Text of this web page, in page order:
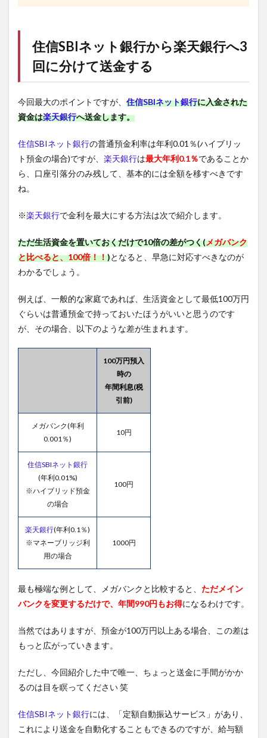
住信SBIネット銀行から楽天銀行へ3
回に分けて送金する
今回最大のポイントですが、 住信SBIネット銀行に入金された
資金は楽天銀行へ送金します。
住信SBIネット銀行の普通預金利率は年利0.01％(ハイブリッ
ト預金の場合)ですが、 楽天銀行は最大年利0.1％であることか
ら、口座引落分のみ残して、基本的には全額を移すべきです
ね。
※楽天銀行で金利を最大にする方法は次で紹介します。
ただ生活資金を置いておくだけで10倍の差がつく(メガバンク
と比べると、100倍！！)となると、早急に対応すべきなのが
わかるでしょう。
例えば、一般的な家庭であれば、生活資金として最低100万円
ぐらいは普通預金で持っておいたほうがいいと思うのです
が、その場合、以下のような差が生まれます。
100万円預入
時の
年間利息(税
引前)
メガバンク(年利
0.001％)
10円
住信SBIネット銀行
(年利0.01%)
※ハイブリッド預金
の場合
100円
楽天銀行(年利0.1％)
※マネーブリッジ利
用の場合
1000円
最も極端な例として、メガバンクと比較すると、 ただメイン
バンクを変更するだけで、年間990円もお得になるわけです。
当然ではありますが、預金が100万円以上ある場合、この差は
もっと広がっていきます。
ただし、今回紹介した中で唯一、ちょっと送金に手間がかか
るのは目を瞑ってください 笑
住信SBIネット銀行には、「定額自動振込サービス」があり、
これにより送金を自動化することもできるのですが、給与額